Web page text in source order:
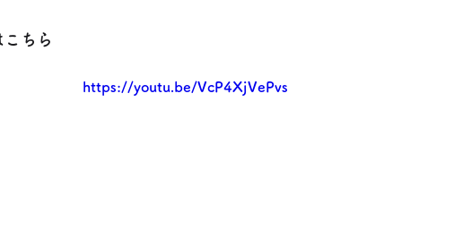
ちら
https://youtu.be/VcP4XjVePvs